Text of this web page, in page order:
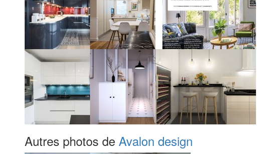
Autres photos de Avalon design